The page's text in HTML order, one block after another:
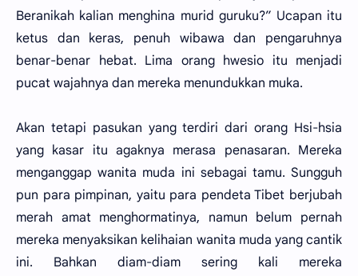
Beranikah kalian menghina murid guruku?” Ucapan itu
ketus dan keras, penuh wibawa dan pengaruhnya
benar-benar hebat. Lima orang hwesio itu menjadi
pucat wajahnya dan mereka menundukkan muka.
Akan tetapi pasukan yang terdiri dari orang Hsi-hsia
yang kasar itu agaknya merasa penasaran. Mereka
menganggap wanita muda ini sebagai tamu. Sungguh
pun para pimpinan, yaitu para pendeta Tibet berjubah
merah amat menghormatinya, namun belum pernah
mereka menyaksikan kelihaian wanita muda yang cantik
ini. Bahkan diam-diam sering kali mereka